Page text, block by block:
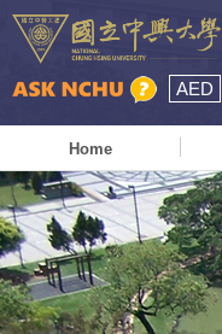
AED
Home